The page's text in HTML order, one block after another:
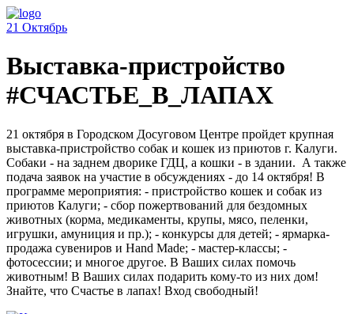
21 Октябрь
Выставка-пристройство
#СЧАСТЬЕ_В_ЛАПАХ
21 октября в Городском Досуговом Центре пройдет крупная
выставка-пристройство собак и кошек из приютов г. Калуги.
Собаки - на заднем дворике ГДЦ, а кошки - в здании. А также
подача заявок на участие в обсуждениях - до 14 октября! В
программе мероприятия: - пристройство кошек и собак из
приютов Калуги; - сбор пожертвований для бездомных
животных (корма, медикаменты, крупы, мясо, пеленки,
игрушки, амуниция и пр.); - конкурсы для детей; - ярмарка-
продажа сувениров и Hand Made; - мастер-классы; -
фотосессии; и многое другое. В Ваших силах помочь
животным! В Ваших силах подарить кому-то из них дом!
Знайте, что Счастье в лапах! Вход свободный!